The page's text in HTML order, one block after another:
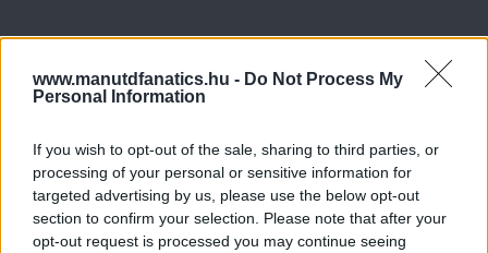
www.manutdfanatics.hu - Do Not Process My
Personal Information
If you wish to opt-out of the sale, sharing to third parties, or
processing of your personal or sensitive information for
targeted advertising by us, please use the below opt-out
section to confirm your selection. Please note that after your
opt-out request is processed you may continue seeing